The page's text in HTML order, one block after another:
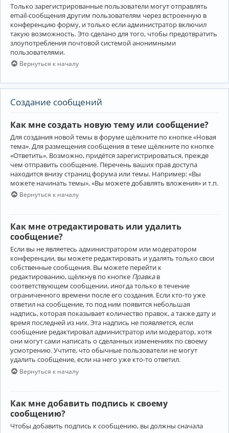
Только зарегистрированные пользователи могут отправлять
email-сообщения другим пользователям через встроенную в
конференцию форму, и только если администратор включил
такую возможность. Это сделано для того, чтобы предотвратить
злоупотребления почтовой системой анонимными
пользователями.
Вернуться к началу
Создание сообщений
Как мне создать новую тему или сообщение?
Для создания новой темы в форуме щёлкните по кнопке «Новая
тема». Для размещения сообщения в теме щёлкните по кнопке
«Ответить». Возможно, придётся зарегистрироваться, прежде
чем отправить сообщение. Перечень ваших прав доступа
находится внизу страниц форума или темы. Например: «Вы
можете начинать темы», «Вы можете добавлять вложения» и т.п.
Вернуться к началу
Как мне отредактировать или удалить
сообщение?
Если вы не являетесь администратором или модератором
конференции, вы можете редактировать и удалять только свои
собственные сообщения. Вы можете перейти к
редактированию, щёлкнув по кнопке Правкав
соответствующем сообщении, иногда только в течение
ограниченного времени после его создания. Если кто-то уже
ответил на сообщение, то под ним появится небольшая
надпись, которая показывает количество правок, а также дату и
время последней из них. Эта надпись не появляется, если
сообщение редактировал администратор или модератор, хотя
они могут сами написать о сделанных изменениях по своему
усмотрению. Учтите, что обычные пользователи не могут
удалить сообщение, если на него уже кто-то ответил.
Вернуться к началу
Как мне добавить подпись к своему
сообщению?
Чтобы добавить подпись к сообщению, вы должны сначала